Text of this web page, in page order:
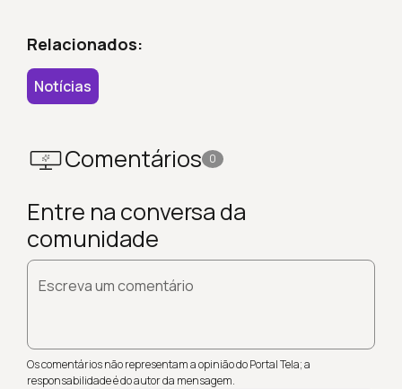
Relacionados:
Notícias
Comentários 0
Entre na conversa da
comunidade
Escreva um comentário
Os comentários não representam a opinião do Portal Tela; a
responsabilidade é do autor da mensagem.